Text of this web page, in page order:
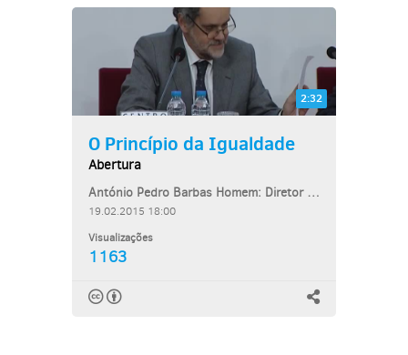
2:32
O Princípio da Igualdade
Abertura
António Pedro Barbas Homem: Diretor do Centro de Estudos Judiciários
19.02.2015 18:00
Visualizações
1163